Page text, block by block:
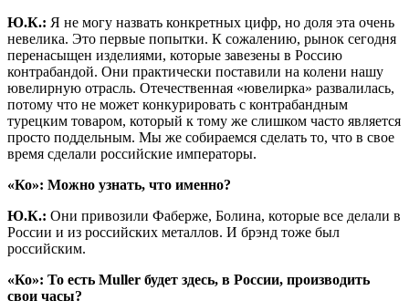
Ю.К.: Я не могу назвать конкретных цифр, но доля эта очень
невелика. Это первые попытки. К сожалению, рынок сегодня
перенасыщен изделиями, которые завезены в Россию
контрабандой. Они практически поставили на колени нашу
ювелирную отрасль. Отечественная «ювелирка» развалилась,
потому что не может конкурировать с контрабандным
турецким товаром, который к тому же слишком часто является
просто поддельным. Мы же собираемся сделать то, что в свое
время сделали российские императоры.
«Ко»: Можно узнать, что именно?
Ю.К.: Они привозили Фаберже, Болина, которые все делали в
России и из российских металлов. И брэнд тоже был
российским.
«Ко»: То есть Muller будет здесь, в России, производить
свои часы?